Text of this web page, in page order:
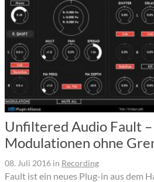
Unfiltered Audio Fault
Modulationen ohne
08. Juli 2016 in Recording
Fault ist ein neues Plug-in aus dem